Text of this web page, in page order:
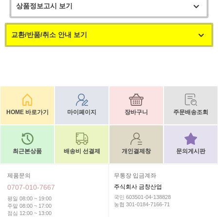
상품정보고시 보기
교환/반품/취소 안내 보기
HOME 바로가기 마이페이지 장바구니 주문배송조회
최근본상품 배송비 선결제 개인결제창 문의게시판
제품문의
0707-010-7667
평일 08:00 ~ 19:00
주말 08:00 ~ 17:00
점심 12:00 ~ 13:00
무통장 입금계좌
주식회사 금창산업
국민 603501-04-138828
농협 301-0184-7166-71